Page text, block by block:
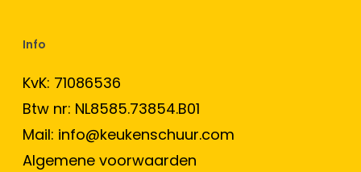
Info
KvK: 71086536
Btw nr: NL8585.73854.B01
Mail: info@keukenschuur.com
Algemene voorwaarden